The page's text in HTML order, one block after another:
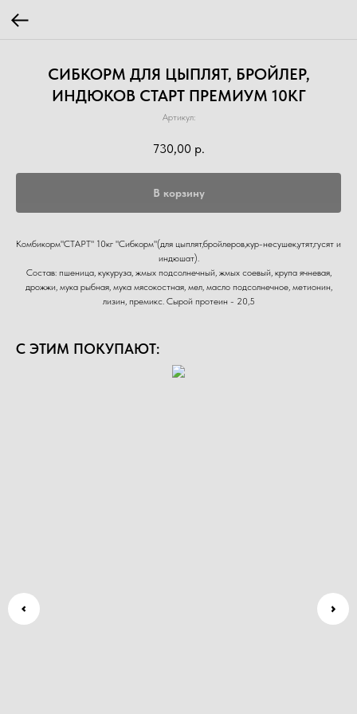
СИБКОРМ ДЛЯ ЦЫПЛЯТ, БРОЙЛЕР,
ИНДЮКОВ СТАРТ ПРЕМИУМ 10КГ
Артикул:
730,00 р.
В корзину
Комбикорм"СТАРТ" 10кг "Сибкорм"(для цыплят,бройлеров,кур-несушек,утят,гусят и
индюшат).
Состав: пшеница, кукуруза, жмых подсолнечный, жмых соевый, крупа ячневая,
дрожжи, мука рыбная, мука мясокостная, мел, масло подсолнечное, метионин,
лизин, премикс. Сырой протеин - 20,5
С ЭТИМ ПОКУПАЮТ: